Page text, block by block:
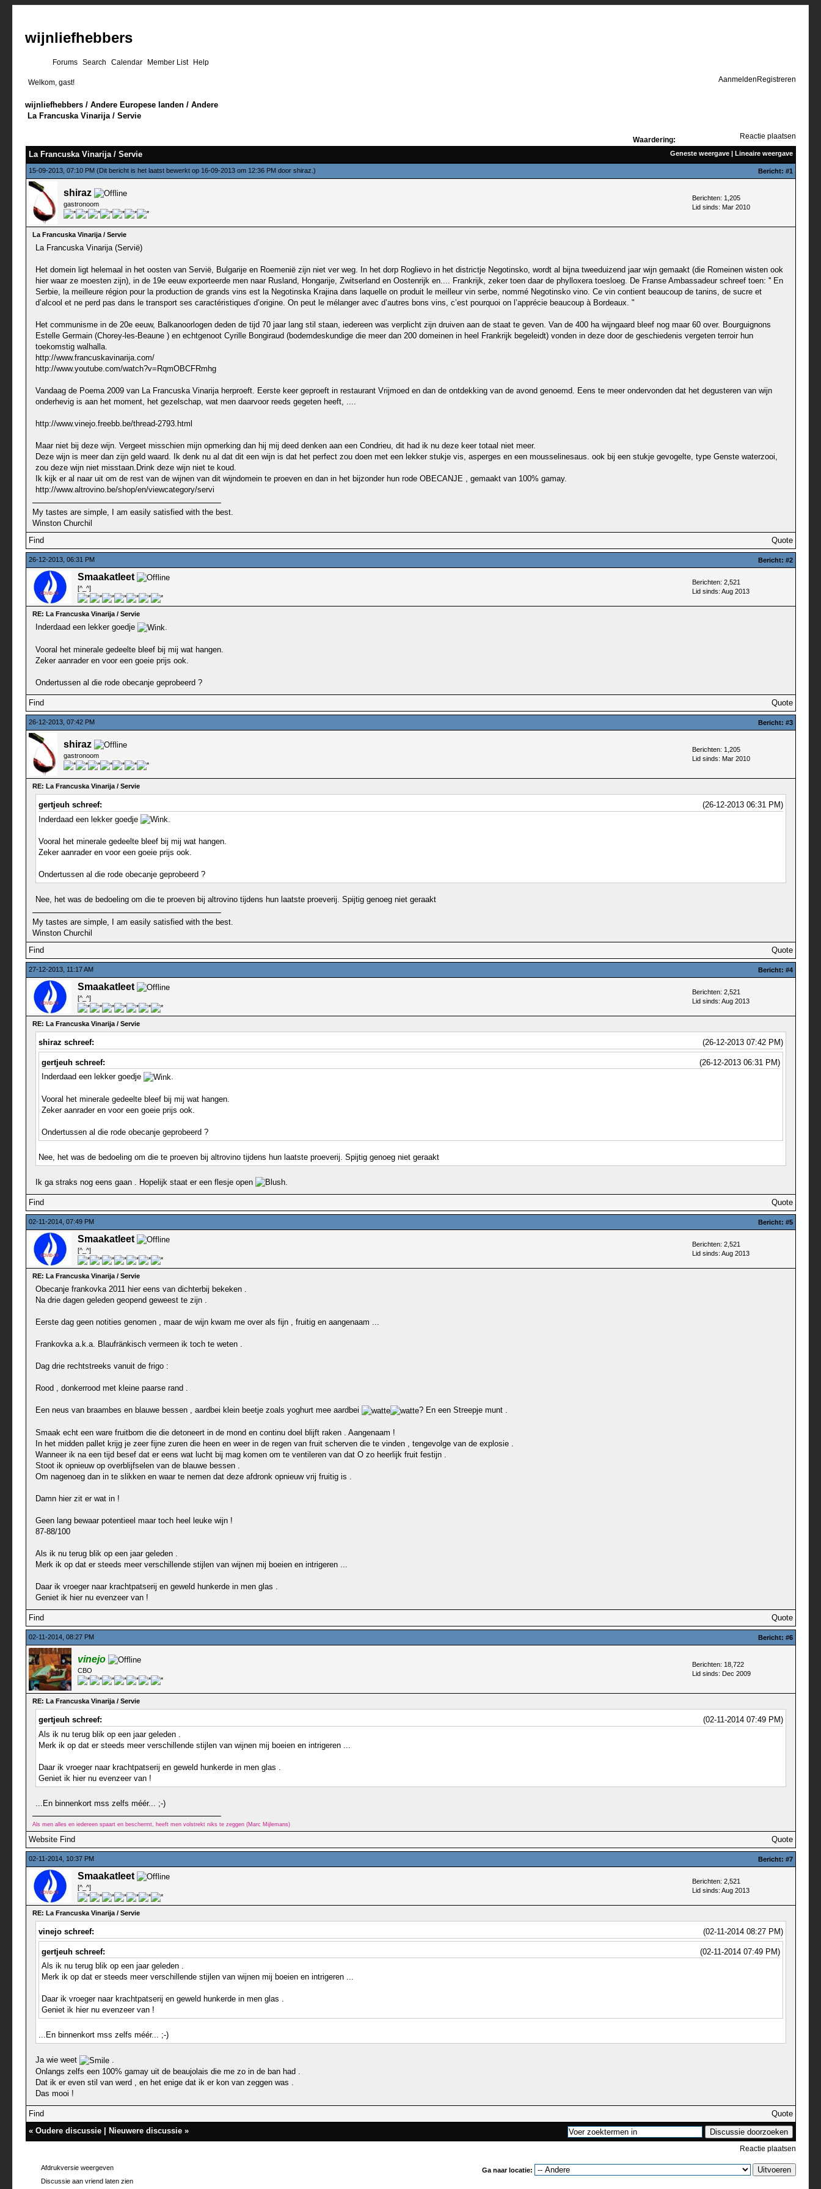
wijnliefhebbers
Forums Search Calendar Member List
Help
Aanmelden Registreren
Welkom, gast!
wijnliefhebbers /Andere Europese landen /Andere
La Francuska Vinarija / Servie
Reactie plaatsen
Waardering:
Geneste weergave| Lineaire weergave
La Francuska Vinarija / Servie
15-09-2013, 07:10 PM (Dit bericht is het laatst bewerkt op 16-09-2013 om 12:36 PM door shiraz .) Bericht: #1
shiraz
gastronoom
Berichten: 1,205
Lid sinds: Mar 2010
La Francuska Vinarija / Servie
La Francuska Vinarija (Servië)
Het domein ligt helemaal in het oosten van Servië, Bulgarije en Roemenië zijn niet ver weg. In het dorp Roglievo in het districtje Negotinsko, wordt al bijna tweeduizend jaar wijn gemaakt (die Romeinen wisten ook
hier waar ze moesten zijn), in de 19e eeuw exporteerde men naar Rusland, Hongarije, Zwitserland en Oostenrijk en.... Frankrijk, zeker toen daar de phylloxera toesloeg. De Franse Ambassadeur schreef toen: '' En
Serbie, la meilleure région pour la production de grands vins est la Negotinska Krajina dans laquelle on produit le meilleur vin serbe, nommé Negotinsko vino. Ce vin contient beaucoup de tanins, de sucre et
d’alcool et ne perd pas dans le transport ses caractéristiques d’origine. On peut le mélanger avec d’autres bons vins, c’est pourquoi on l’apprécie beaucoup à Bordeaux. "
Het communisme in de 20e eeuw, Balkanoorlogen deden de tijd 70 jaar lang stil staan, iedereen was verplicht zijn druiven aan de staat te geven. Van de 400 ha wijngaard bleef nog maar 60 over. Bourguignons
Estelle Germain (Chorey-les-Beaune ) en echtgenoot Cyrille Bongiraud (bodemdeskundige die meer dan 200 domeinen in heel Frankrijk begeleidt) vonden in deze door de geschiedenis vergeten terroir hun
toekomstig walhalla.
http://www.francuskavinarija.com/
http://www.youtube.com/watch?v=RqmOBCFRmhg
Vandaag de Poema 2009 van La Francuska Vinarija herproeft. Eerste keer geproeft in restaurant Vrijmoed en dan de ontdekking van de avond genoemd. Eens te meer ondervonden dat het degusteren van wijn
onderhevig is aan het moment, het gezelschap, wat men daarvoor reeds gegeten heeft, ....
http://www.vinejo.freebb.be/thread-2793.html
Maar niet bij deze wijn. Vergeet misschien mijn opmerking dan hij mij deed denken aan een Condrieu, dit had ik nu deze keer totaal niet meer.
Deze wijn is meer dan zijn geld waard. Ik denk nu al dat dit een wijn is dat het perfect zou doen met een lekker stukje vis, asperges en een mousselinesaus. ook bij een stukje gevogelte, type Genste waterzooi,
zou deze wijn niet misstaan.Drink deze wijn niet te koud.
Ik kijk er al naar uit om de rest van de wijnen van dit wijndomein te proeven en dan in het bijzonder hun rode OBECANJE , gemaakt van 100% gamay.
http://www.altrovino.be/shop/en/viewcategory/servi
My tastes are simple, I am easily satisfied with the best.
Winston Churchil
Find
Quote
26-12-2013, 06:31 PM Bericht: #2
Smaakatleet
[^_^]
Berichten: 2,521
Lid sinds: Aug 2013
RE: La Francuska Vinarija / Servie
Inderdaad een lekker goedje .
Vooral het minerale gedeelte bleef bij mij wat hangen.
Zeker aanrader en voor een goeie prijs ook.
Ondertussen al die rode obecanje geprobeerd ?
Find Quote
26-12-2013, 07:42 PM Bericht: #3
shiraz
gastronoom
Berichten: 1,205
Lid sinds: Mar 2010
RE: La Francuska Vinarija / Servie
(26-12-2013 06:31 PM)
gertjeuh schreef:
Inderdaad een lekker goedje
Vooral het minerale gedeelte bleef bij mij wat hangen.
Zeker aanrader en voor een goeie prijs ook.
Ondertussen al die rode obecanje geprobeerd ?
Nee, het was de bedoeling om die te proeven bij altrovino tijdens hun laatste proeverij. Spijtig genoeg niet geraakt
My tastes are simple, I am easily satisfied with the best.
Winston Churchil
Find
Quote
27-12-2013, 11:17 AM Bericht: #4
Smaakatleet
[^_^]
Berichten: 2,521
Lid sinds: Aug 2013
RE: La Francuska Vinarija / Servie
(26-12-2013 07:42 PM)
shiraz schreef:
(26-12-2013 06:31 PM)
gertjeuh schreef:
Inderdaad een lekker goedje
.
Vooral het minerale gedeelte bleef bij mij wat hangen.
Zeker aanrader en voor een goeie prijs ook.
Ondertussen al die rode obecanje geprobeerd ?
Nee, het was de bedoeling om die te proeven bij altrovino tijdens hun laatste proeverij. Spijtig genoeg niet geraakt
Ik ga straks nog eens gaan . Hopelijk staat er een flesje open .
Find Quote
02-11-2014, 07:49 PM Bericht: #5
Smaakatleet
[^_^]
Berichten: 2,521
Lid sinds: Aug 2013
RE: La Francuska Vinarija / Servie
Obecanje frankovka 2011 hier eens van dichterbij bekeken .
Na drie dagen geleden geopend geweest te zijn .
Eerste dag geen notities genomen , maar de wijn kwam me over als fijn , fruitig en aangenaam ...
Frankovka a.k.a. Blaufränkisch vermeen ik toch te weten .
Dag drie rechtstreeks vanuit de frigo :
Rood , donkerrood met kleine paarse rand .
Een neus van braambes en blauwe bessen , aardbei klein beetje zoals yoghurt mee aardbei ? En een Streepje munt .
Smaak echt een ware fruitbom die die detoneert in de mond en continu doel blijft raken . Aangenaam !
In het midden pallet krijg je zeer fijne zuren die heen en weer in de regen van fruit scherven die te vinden , tengevolge van de explosie .
Wanneer ik na een tijd besef dat er eens wat lucht bij mag komen om te ventileren van dat O zo heerlijk fruit festijn .
Stoot ik opnieuw op overblijfselen van de blauwe bessen .
Om nagenoeg dan in te slikken en waar te nemen dat deze afdronk opnieuw vrij fruitig is .
Damn hier zit er wat in !
Geen lang bewaar potentieel maar toch heel leuke wijn !
87-88/100
Als ik nu terug blik op een jaar geleden .
Merk ik op dat er steeds meer verschillende stijlen van wijnen mij boeien en intrigeren ...
Daar ik vroeger naar krachtpatserij en geweld hunkerde in men glas .
Geniet ik hier nu evenzeer van !
Find Quote
02-11-2014, 08:27 PM Bericht: #6
vinejo
CBO
Berichten: 18,722
Lid sinds: Dec 2009
RE: La Francuska Vinarija / Servie
(02-11-2014 07:49 PM)
gertjeuh schreef:
Als ik nu terug blik op een jaar geleden .
Merk ik op dat er steeds meer verschillende stijlen van wijnen mij boeien en intrigeren ...
Daar ik vroeger naar krachtpatserij en geweld hunkerde in men glas .
Geniet ik hier nu evenzeer van !
...En binnenkort mss zelfs méér... ;-)
Als men alles en iedereen spaart en beschermt, heeft men volstrekt niks te zeggen (Marc Mijlemans)
Website Find Quote
02-11-2014, 10:37 PM Bericht: #7
Smaakatleet
[^_^]
Berichten: 2,521
Lid sinds: Aug 2013
RE: La Francuska Vinarija / Servie
(02-11-2014 08:27 PM)
vinejo schreef:
(02-11-2014 07:49 PM)
gertjeuh schreef:
Als ik nu terug blik op een jaar geleden .
Merk ik op dat er steeds meer verschillende stijlen van wijnen mij boeien en intrigeren ...
Daar ik vroeger naar krachtpatserij en geweld hunkerde in men glas .
Geniet ik hier nu evenzeer van !
...En binnenkort mss zelfs méér... ;-)
Ja wie weet
.
Onlangs zelfs een 100% gamay uit de beaujolais die me zo in de ban had .
Dat ik er even stil van werd , en het enige dat ik er kon van zeggen was .
Das mooi !
Find
Quote
« Oudere discussie| Nieuwere discussie»
Reactie plaatsen
Afdrukversie weergeven
Discussie aan vriend laten zien
Ga naar locatie: